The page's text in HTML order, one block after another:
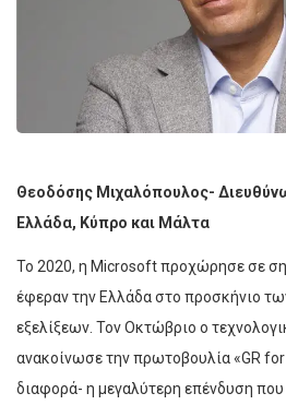
Θεοδόσης Μιχαλόπουλος-
Ελλάδα, Κύπρο και Μάλτα
Το 2020, η Microsoft προχώρησε σε
έφεραν την Ελλάδα στο προσκήνιο
εξελίξεων. Τον Οκτώβριο o
ανακοίνωσε την πρωτοβουλία «GR for
διαφορά- η µεγαλύτερη επένδυση που